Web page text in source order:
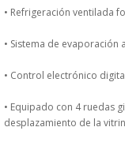
HIGIENE Y
• Refrigeración ventilada
• Sistema de evaporación
• Control electrónico
• Equipado con 4 ruedas
desplazamiento de la